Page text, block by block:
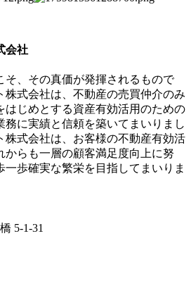
会社
そ、その真価が発揮されるもので
株式会社は、不動産の売買仲介のみ
はじめとする資産有効活用のための
務に実績と信頼を築いてまいりまし
株式会社は、お客様の不動産有効活
からも一層の顧客満足度向上に努
歩確実な繁栄を目指してまいりま
5-1-31